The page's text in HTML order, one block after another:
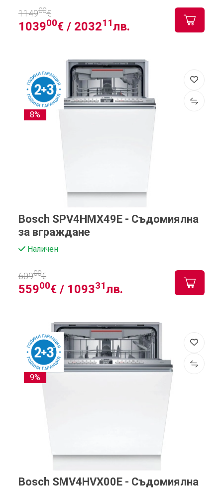
103900€ / 203211лв.
114900€
8%
Bosch SPV4HMX49E - Съдомиялна
за вграждане
Наличен
55900€ / 109331лв.
60900€
9%
Bosch SMV4HVX00E - Съдомиялна